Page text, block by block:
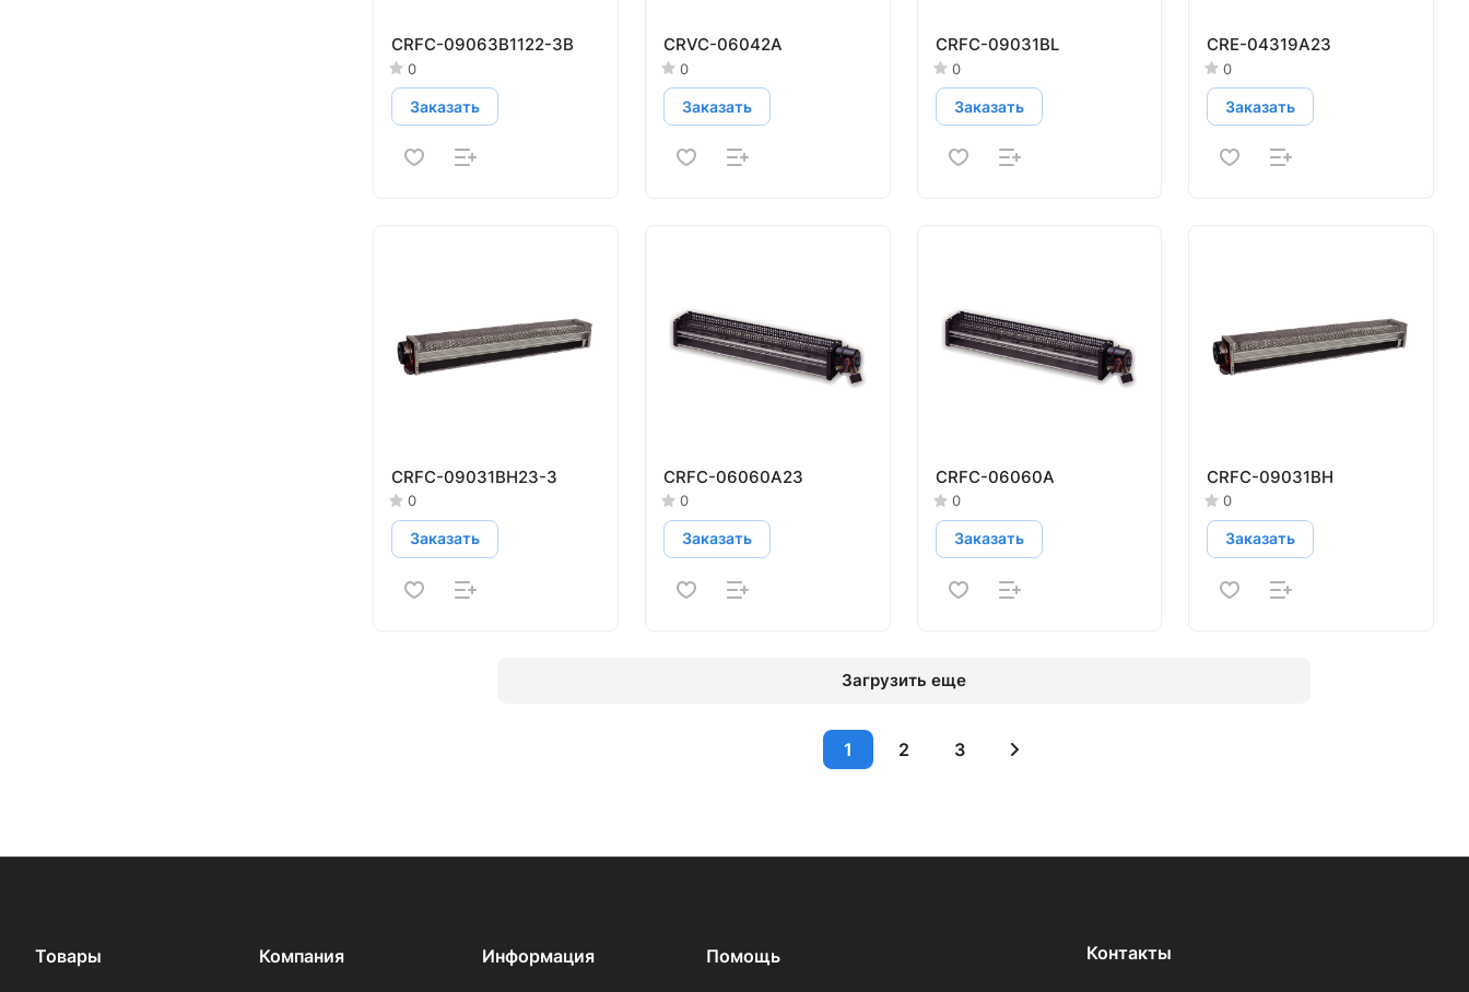
CRFC-09063B1122-3B
0
Заказать
CRVC-06042A
0
Заказать
CRFC-09031BL
0
Заказать
CRE-04319A23
0
Заказать
CRFC-09031BH23-3
0
Заказать
CRFC-06060A23
0
Заказать
CRFC-06060A
0
Заказать
CRFC-09031BH
0
Заказать
Загрузить еще
1 2 3
Товары Компания Информация Помощь Контакты